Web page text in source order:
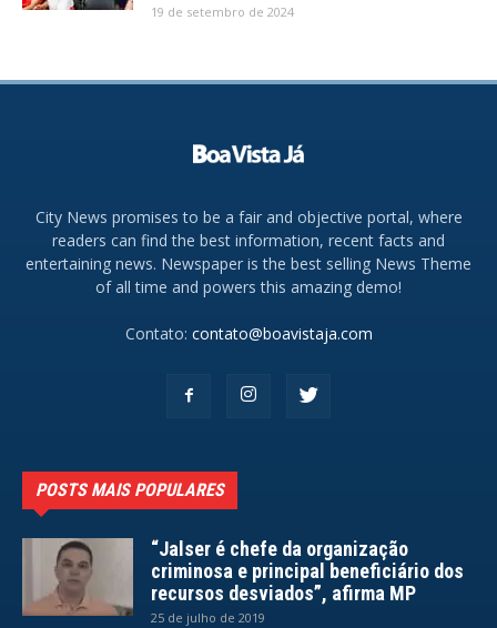
19 de setembro de 2024
City News promises to be a fair and objective portal, where
readers can find the best information, recent facts and
entertaining news. Newspaper is the best selling News Theme
of all time and powers this amazing demo!
Contato: contato@boavistaja.com
POSTS MAIS POPULARES
“Jalser é chefe da organização
criminosa e principal beneficiário dos
recursos desviados”, afirma MP
25 de julho de 2019